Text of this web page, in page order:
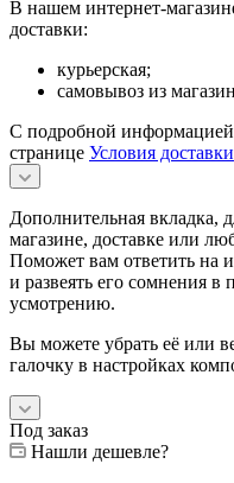
В нашем интернет-
доставки:
курьерская;
самовывоз из
С подробной информацией
странице Условия доставки
Дополнительная вкладка,
магазине, доставке или
Поможет вам ответить на
и развеять его сомнения в
усмотрению.
Вы можете убрать её или
галочку в настройках
Под заказ
Нашли дешевле?